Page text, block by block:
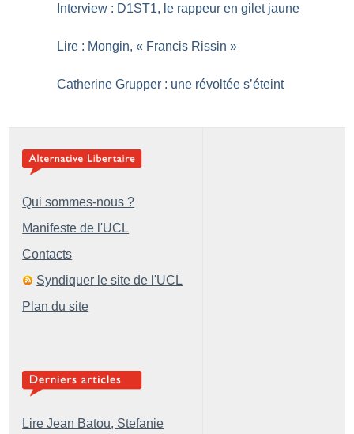
Interview : D1ST1, le rappeur en gilet jaune
Lire : Mongin, « Francis Rissin »
Catherine Grupper : une révoltée s’éteint
Qui sommes-nous ?
Manifeste de l'UCL
Contacts
Syndiquer le site de l'UCL
Plan du site
Lire Jean Batou, Stefanie